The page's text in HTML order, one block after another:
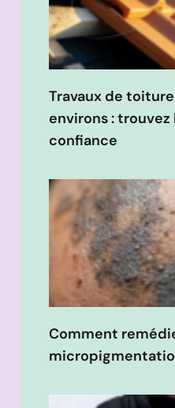
Travaux de
environs :
confiance
Comment